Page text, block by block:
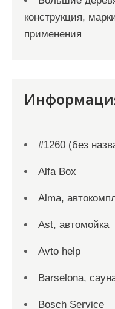
конструкция,
применения
#1260 (без
Alfa Box
Alma,
Ast, автомойка
Avto help
Barselona,
Bosch Service